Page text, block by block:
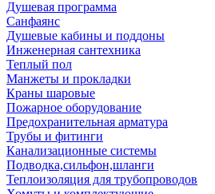
Душевая программа
Санфаянс
Душевые кабины и поддоны
Инженерная сантехника
Теплый пол
Манжеты и прокладки
Краны шаровые
Пожарное оборудование
Предохранительная арматура
Трубы и фитинги
Канализационные системы
Подводка,сильфон,шланги
Теплоизоляция для трубопроводов